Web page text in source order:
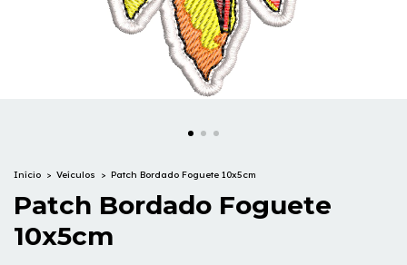
Início > Veículos > Patch Bordado Foguete 10x5cm
Patch Bordado Foguete
10x5cm